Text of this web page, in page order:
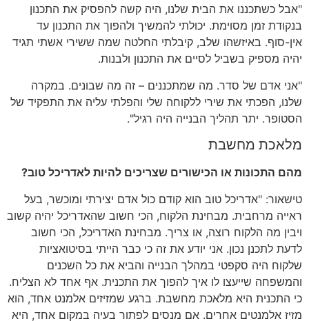
"אבל כשתכננו את הבית שלנו, היה קשה להפסיק את התכנון
בנקודת זמן מסוימת. יכולתי להמשיך ולהפוך את התכנון עד
אין-סוף. באיזשהו שלב, קיבלתי החלטה שמה ששירי אשתי תגיד
יהיה מספיק בשביל לסיים את התכנון ולבנות.
"אני אדם של סדר. מה שמתכננים – זה מה שבונים. במקרה
שלנו, הפכתי את שירי ללקוחה שלי והפלתי עליה את התפקיד של
הסטופר. יתר תהליך הבנייה היה רגיל".
מלאכת מחשבת
מהם התכונות או הכישורים שצריכים להיות לאדריכל טוב?
טישאור: "אדריכל טוב הוא קודם כול אדם יצירתי ומוכשר, בעל
ראייה מרחבית. מבחינת הלקוח, הכי חשוב שהאדריכל יהיה קשוב
ויבין מה הלקוח רוצה, או צריך. מבחינת האדריכל, הכי חשוב
לדעת לתכנן נכון. אני יודע את זה כי כבר הייתי בסיטואציות
שלקוח היה סקפטי במהלך הבנייה והביא את כל השכנים
והמשפחה שייעצו לו איך להפוך את התכנית. אף אחד לא הצליח.
כי התכנית היא מלאכת מחשבת. ברגע שמזיזים אלמנט אחד, הוא
מזיז אלמנטים אחרים. אם מנסים לפתור בעיה במקום אחד, היא